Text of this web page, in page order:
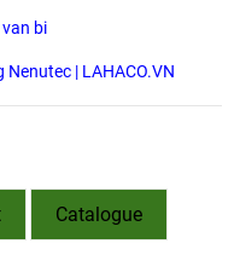
bi
| LAHACO.VN
Catalogue